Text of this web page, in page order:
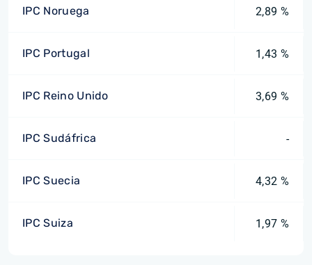
IPC Noruega 2,89 %
IPC Portugal 1,43 %
IPC Reino Unido 3,69 %
IPC Sudáfrica -
IPC Suecia 4,32 %
IPC Suiza 1,97 %